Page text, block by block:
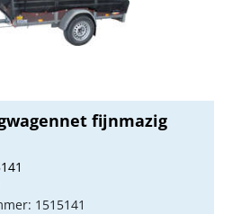
fijnmazig
1515141